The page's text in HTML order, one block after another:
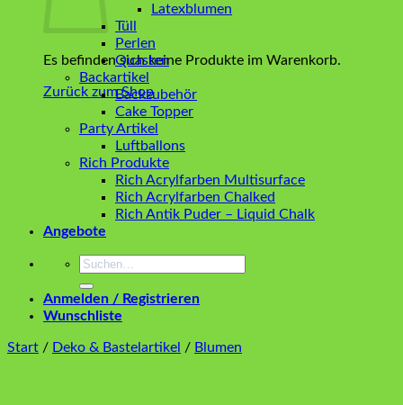
Es befinden sich keine Produkte im Warenkorb.
Zurück zum Shop
Latexblumen
Tüll
Perlen
Quasten
Backartikel
Backzubehör
Cake Topper
Party Artikel
Luftballons
Rich Produkte
Rich Acrylfarben Multisurface
Rich Acrylfarben Chalked
Rich Antik Puder – Liquid Chalk
Angebote
Suchen
Anmelden / Registrieren
Wunschliste
Start / Deko & Bastelartikel / Blumen